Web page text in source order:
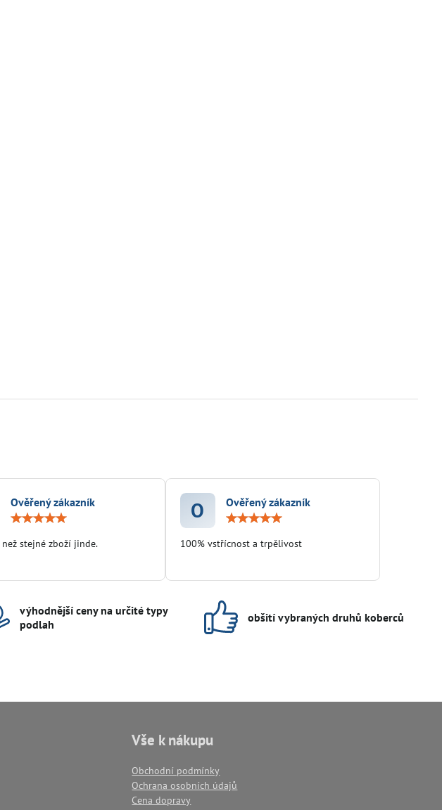
Ověřený zákazník
než stejné zboží jinde.
O
Ověřený zákazník
100% vstřícnost a trpělivost
výhodnější ceny na určité typy
podlah
obšití vybraných druhů koberců
Vše k nákupu
Obchodní podmínky
Ochrana osobních údajů
Cena dopravy